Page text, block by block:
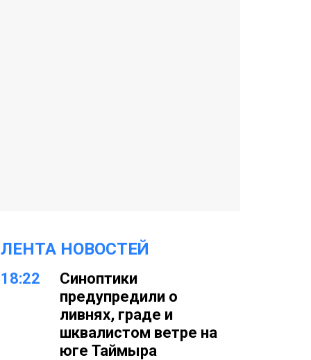
ЛЕНТА НОВОСТЕЙ
18:22
Синоптики
предупредили о
ливнях, граде и
шквалистом ветре на
юге Таймыра